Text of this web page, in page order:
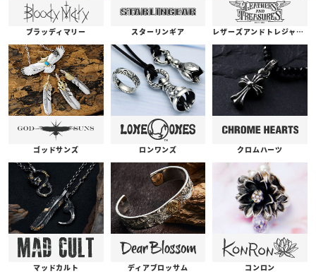
ブラッディマリー スターリンギア レザーズアンドトレジャーズ
ゴッドサンズ ロンワンズ クロムハーツ
マッドカルト ディアブロッサム コンロン